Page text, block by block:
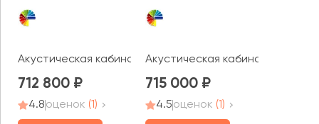
Акустическая кабина Focus R ONE
712 800
4.8оценок (1)
Акустическая кабина LWOP
715 000
4.5оценок (1)